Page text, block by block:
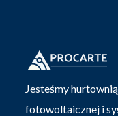
Jesteśmy
fotowoltaicznej i